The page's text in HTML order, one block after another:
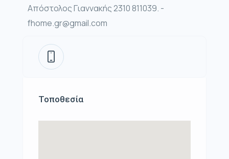
Απόστολος Γιαννακής 2310 811039. -
fhome.gr@gmail.com
Τοποθεσία